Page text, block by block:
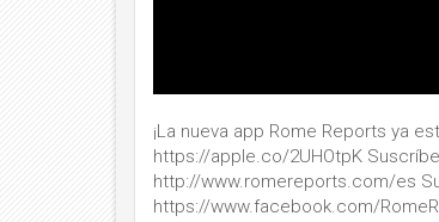
¡La nueva app Rome Reports ya
https://apple.co/2UHOtpK
http://www.romereports.com/es
https://www.facebook.com/